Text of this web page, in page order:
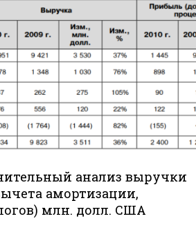
анализ выручки
амортизации,
млн. долл. США